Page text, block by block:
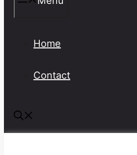
Home
Contact